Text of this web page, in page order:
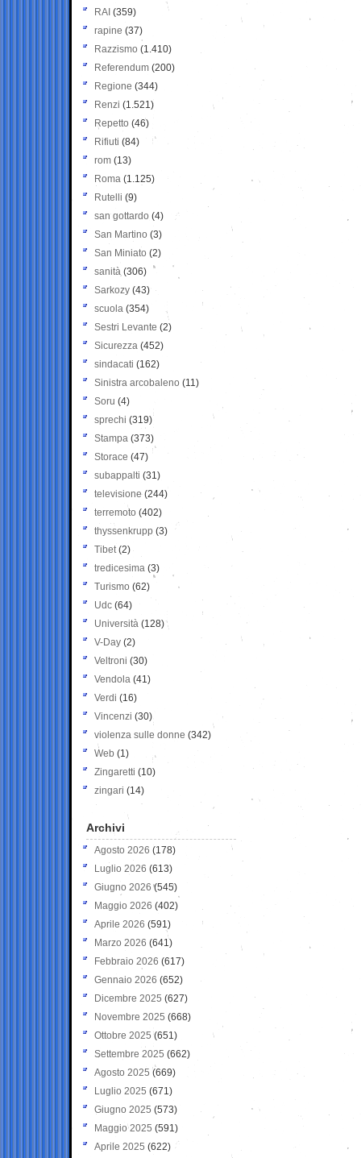
RAI (359)
rapine (37)
Razzismo (1.410)
Referendum (200)
Regione (344)
Renzi (1.521)
Repetto (46)
Rifiuti (84)
rom (13)
Roma (1.125)
Rutelli (9)
san gottardo (4)
San Martino (3)
San Miniato (2)
sanità (306)
Sarkozy (43)
scuola (354)
Sestri Levante (2)
Sicurezza (452)
sindacati (162)
Sinistra arcobaleno (11)
Soru (4)
sprechi (319)
Stampa (373)
Storace (47)
subappalti (31)
televisione(244)
terremoto (402)
thyssenkrupp (3)
Tibet(2)
tredicesima (3)
Turismo (62)
Udc (64)
Università (128)
V-Day (2)
Veltroni (30)
Vendola (41)
Verdi (16)
Vincenzi (30)
violenza sulle donne (342)
Web (1)
Zingaretti (10)
zingari (14)
Archivi
Agosto 2026 (178)
Luglio 2026 (613)
Giugno 2026 (545)
Maggio 2026 (402)
Aprile 2026 (591)
Marzo 2026 (641)
Febbraio 2026 (617)
Gennaio 2026 (652)
Dicembre 2025 (627)
Novembre 2025 (668)
Ottobre 2025 (651)
Settembre 2025 (662)
Agosto 2025 (669)
Luglio 2025 (671)
Giugno 2025 (573)
Maggio 2025 (591)
Aprile 2025 (622)